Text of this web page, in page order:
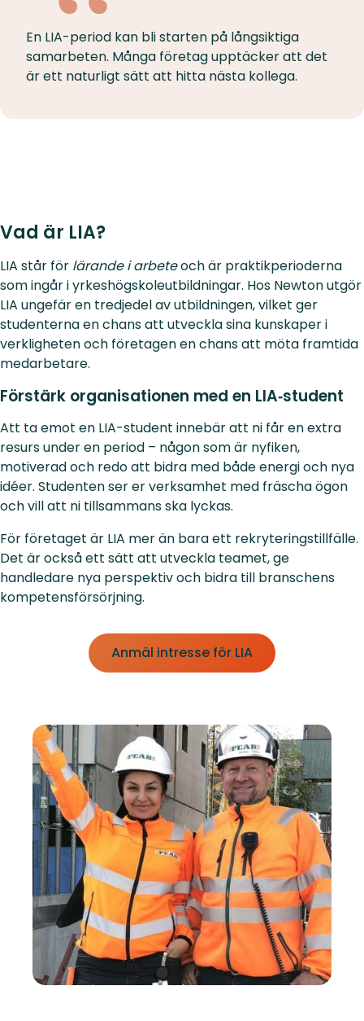
En LIA-period kan bli starten på långsiktiga
samarbeten. Många företag upptäcker att det
är ett naturligt sätt att hitta nästa kollega.
Vad är LIA?
LIA står för lärande i arbeteoch är praktikperioderna
som ingår i yrkeshögskoleutbildningar. Hos Newton utgör
LIA ungefär en tredjedel av utbildningen, vilket ger
studenterna en chans att utveckla sina kunskaper i
verkligheten och företagen en chans att möta framtida
medarbetare.
Förstärk organisationen med en LIA‑student
Att ta emot en LIA-student innebär att ni får en extra
resurs under en period – någon som är nyfiken,
motiverad och redo att bidra med både energi och nya
idéer. Studenten ser er verksamhet med fräscha ögon
och vill att ni tillsammans ska lyckas.
För företaget är LIA mer än bara ett rekryteringstillfälle.
Det är också ett sätt att utveckla teamet, ge
handledare nya perspektiv och bidra till branschens
kompetensförsörjning.
Anmäl intresse för LIA